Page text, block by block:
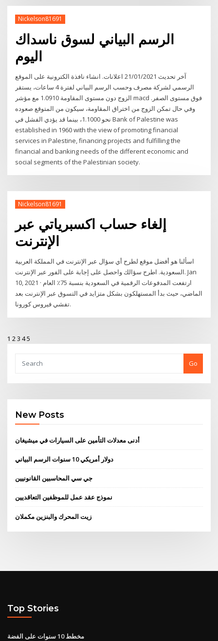
Nickelson81691
الرسم البياني لسوق ناسداك
اليوم
آخر تحديث 21/01/2021 اعلانات. انشاء نافذة الكترونية على الموقع
الرسمي لشركة مصرف وحسب الرسم البياني لفترة 4 ساعات، يستقر
الزوج دون مستوى المقاومة 1.0910 مع مؤشر macd فوق مستوى الصفر.
وفي حال تمكن الزوج من اختراق المقاومة، سيكون من المتوقع صعوده
نحو 1.1000، بينما قد يؤدي الفشل في Bank of Palestine was
established in 1960 with the view of promoting financial
services in Palestine, financing projects and fulfilling the
financial and banking needs of the different economic and
social segments of the Palestinian society.
Nickelson81691
إلغاء حساب اكسبرياتي عبر
الإنترنت
اسألنا هو أفضل موقع لطرح أي سؤال عبر الإنترنت في المملكة العربية
السعودية. اطرح سؤالك واحصل على إجابة على الفور عبر الإنترنت. Jan
10, 2021 · ارتفعت المدفوعات الرقمية في السعودية بنسبة 75٪ العام
الماضي، حيث بدأ المستهلكون بشكل متزايد في التسوق عبر الإنترنت بعد
تفشي فيروس كورونا.
1 23 45
Go
New Posts
أدنى معدلات التأمين على السيارات في ميشيغان
دولار أمريكي 10 سنوات الرسم البياني
جي سي المحاسبين القانونيين
نموذج عقد عمل للموظفين التعاقديين
زيت المحرك والبنزين مكملان
Top Stories
مخطط 10 سنوات على الفضة